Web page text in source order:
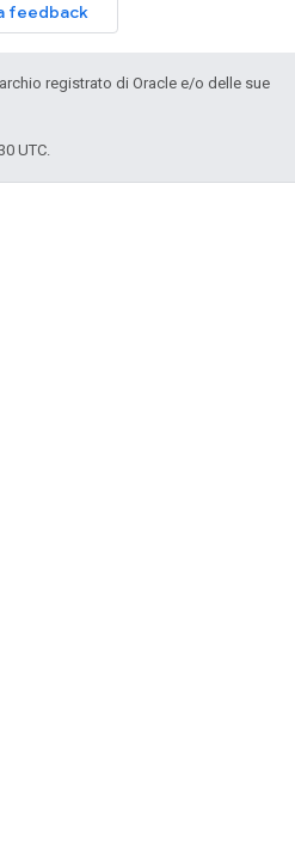
feedback
registrato di Oracle e/o delle sue
UTC.